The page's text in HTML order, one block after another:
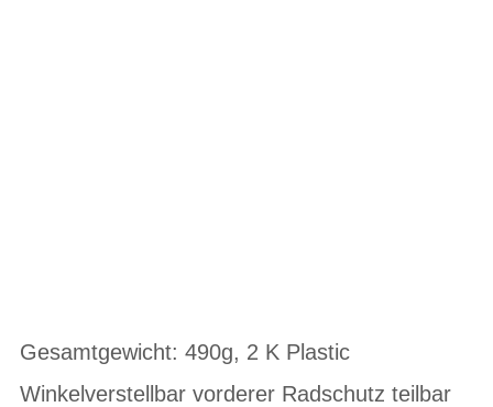
Gesamtgewicht: 490g, 2 K Plastic
Winkelverstellbar vorderer Radschutz teilbar